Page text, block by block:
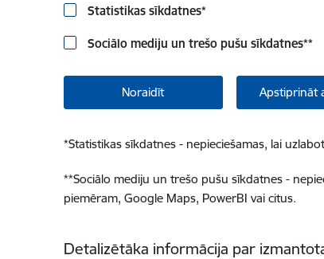
Statistikas sīkdatnes*
Sociālo mediju un trešo pušu sīkdatnes**
Noraidīt Apstiprināt
*Statistikas sīkdatnes - nepieciešamas, lai
**Sociālo mediju un trešo pušu sīkdatnes -
piemēram, Google Maps, PowerBI vai citus.
Detalizētāka informācija par